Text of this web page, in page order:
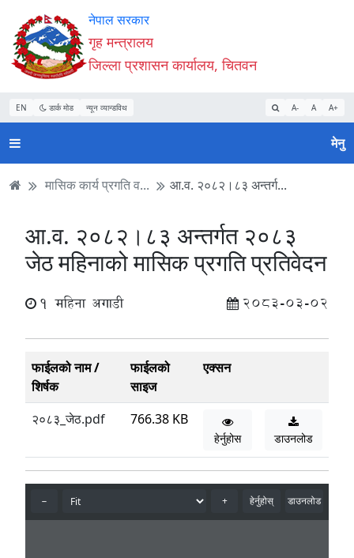
Accessibility
Mode
सुरु
गर्नुहोस्
सामाग्री
पढ्नुहाेस्
नेभिगेसन
पढ्नुहाेस्
वेबसाइट
खोजमा
जानुहोस्
नेपाल सरकार
गृह मन्त्रालय
जिल्ला प्रशासन कार्यालय, चितवन
EN डार्क मोड न्यून व्यान्डविथ A- A A+
मेनु
मासिक कार्य प्रगति व... आ.व. २०८२।८३ अन्तर्ग...
आ.व. २०८२।८३ अन्तर्गत २०८३
जेठ महिनाको मासिक प्रगति प्रतिवेदन
1 महिना अगाडी 2083-03-02
फाईलको नाम /
शिर्षक
फाईलको
साइज
एक्सन
२०८३_जेठ.pdf 766.38 KB
हेर्नुहोस डाउनलोड